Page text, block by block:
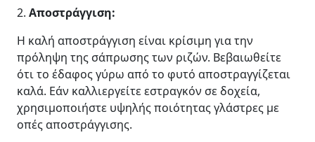
2. Αποστράγγιση:
Η καλή αποστράγγιση είναι κρίσιμη για την
πρόληψη της σάπρωσης των ριζών. Βεβαιωθείτε
ότι το έδαφος γύρω από το φυτό αποστραγγίζεται
καλά. Εάν καλλιεργείτε εστραγκόν σε δοχεία,
χρησιμοποιήστε υψηλής ποιότητας γλάστρες με
οπές αποστράγγισης.